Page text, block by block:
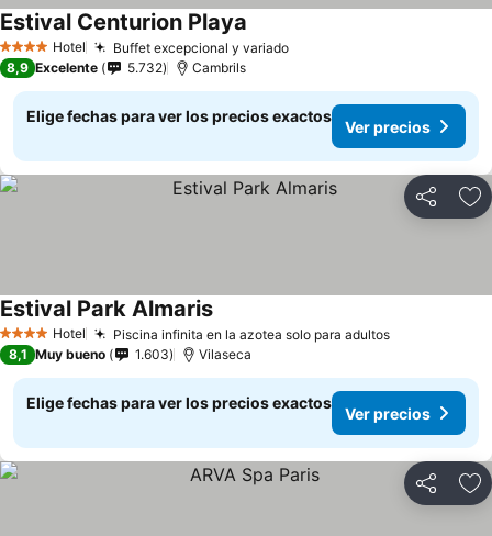
4 EstrellasHotel Buffet excepcional y variado
Estival Centurion Playa
8,9 Excelente 5.732 Cambrils
Elige fechas para ver los precios exactos
Ver precios
Compartir
4 EstrellasHotel Piscina infinita en la azotea solo para adultos
Estival Park Almaris
8,1 Muy bueno 1.603 Vilaseca
Elige fechas para ver los precios exactos
Ver precios
Compartir